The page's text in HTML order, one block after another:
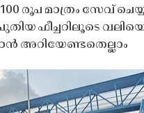
രൂപ മാത്രം സേവ്
ഫീച്ചറിലൂടെ
അറിയേണ്ടതെല്ലാം